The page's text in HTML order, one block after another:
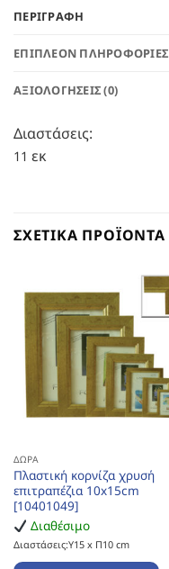
ΠΕΡΙΓΡΑΦΉ
ΕΠΙΠΛΈΟΝ ΠΛΗΡΟΦΟΡΊΕΣ
ΑΞΙΟΛΟΓΉΣΕΙΣ (0)
Διαστάσεις:
11 εκ
ΣΧΕΤΙΚΆ ΠΡΟΪΌΝΤΑ
ΔΏΡΑ
Πλαστική κορνίζα χρυσή
επιτραπέζια 10x15cm
[10401049]
Διαθέσιμο
Διαστάσεις:Υ15 x Π10 cm